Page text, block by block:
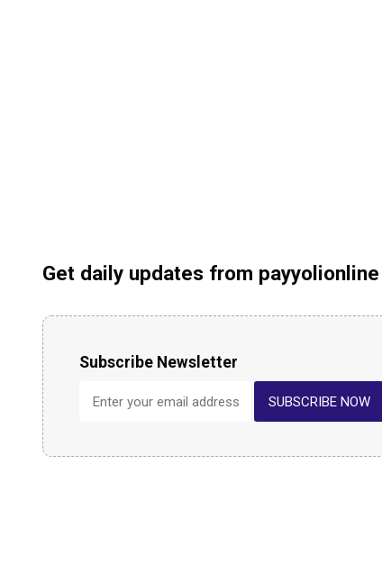
Get daily updates from payyolionline
Subscribe Newsletter
SUBSCRIBE NOW